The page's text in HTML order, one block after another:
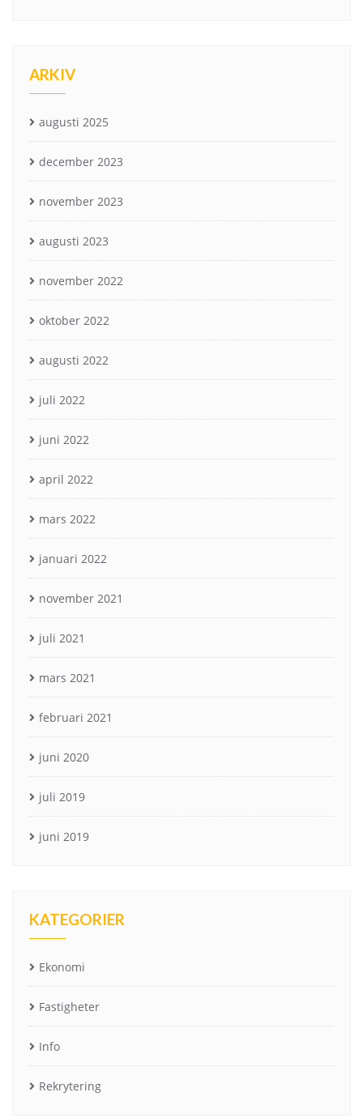
ARKIV
augusti 2025
december 2023
november 2023
augusti 2023
november 2022
oktober 2022
augusti 2022
juli 2022
juni 2022
april 2022
mars 2022
januari 2022
november 2021
juli 2021
mars 2021
februari 2021
juni 2020
juli 2019
juni 2019
KATEGORIER
Ekonomi
Fastigheter
Info
Rekrytering